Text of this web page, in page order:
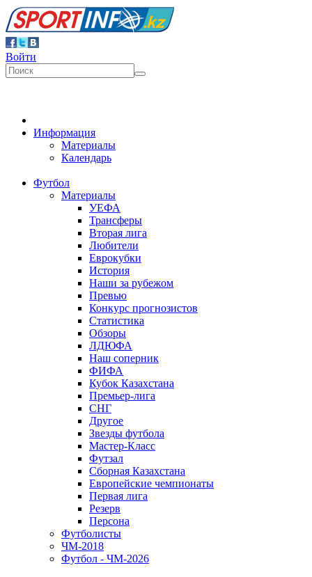
Войти
Информация
Материалы
Календарь
Футбол
Материалы
УЕФА
Трансферы
Вторая лига
Любители
Еврокубки
История
Наши за рубежом
Превью
Конкурс прогнозистов
Статистика
Обзоры
ЛДЮФА
Наш соперник
ФИФА
Кубок Казахстана
Премьер-лига
СНГ
Другое
Звезды футбола
Мастер-Класс
Футзал
Сборная Казахстана
Европейские чемпионаты
Первая лига
Резерв
Персона
Футболисты
ЧМ-2018
Футбол - ЧМ-2026